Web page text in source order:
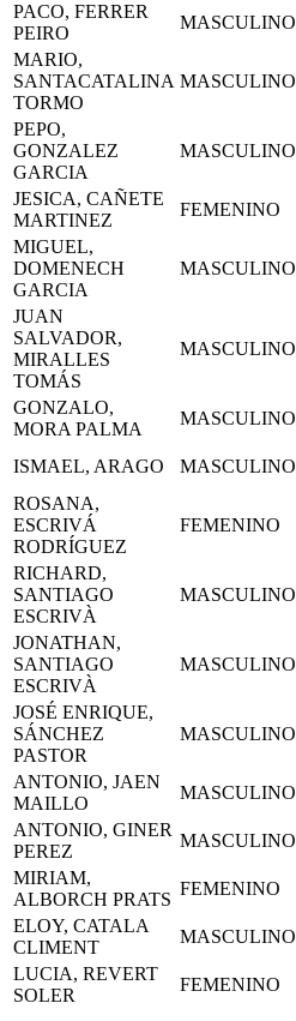
PACO, FERRER
PEIRO
MASCULINO
MARIO,
SANTACATALINA
TORMO
MASCULINO
PEPO,
GONZALEZ
GARCIA
MASCULINO
JESICA, CAÑETE
MARTINEZ
FEMENINO
MIGUEL,
DOMENECH
GARCIA
MASCULINO
JUAN
SALVADOR,
MIRALLES
TOMÁS
MASCULINO
GONZALO,
MORA PALMA
MASCULINO
ISMAEL, ARAGO MASCULINO
ROSANA,
ESCRIVÁ
RODRÍGUEZ
FEMENINO
RICHARD,
SANTIAGO
ESCRIVÀ
MASCULINO
JONATHAN,
SANTIAGO
ESCRIVÀ
MASCULINO
JOSÉ ENRIQUE,
SÁNCHEZ
PASTOR
MASCULINO
ANTONIO, JAEN
MAILLO
MASCULINO
ANTONIO, GINER
PEREZ
MASCULINO
MIRIAM,
ALBORCH PRATS
FEMENINO
ELOY, CATALA
CLIMENT
MASCULINO
LUCIA, REVERT
SOLER
FEMENINO